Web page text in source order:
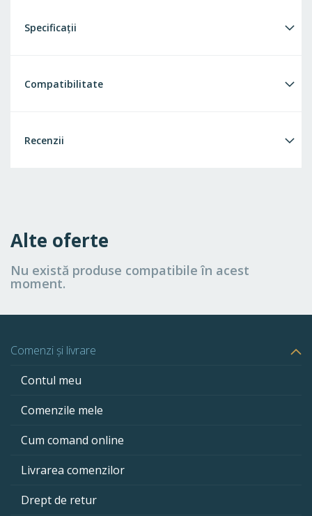
Specificații
Compatibilitate
Recenzii
Alte oferte
Nu există produse compatibile în acest
moment.
Comenzi și livrare
Contul meu
Comenzile mele
Cum comand online
Livrarea comenzilor
Drept de retur